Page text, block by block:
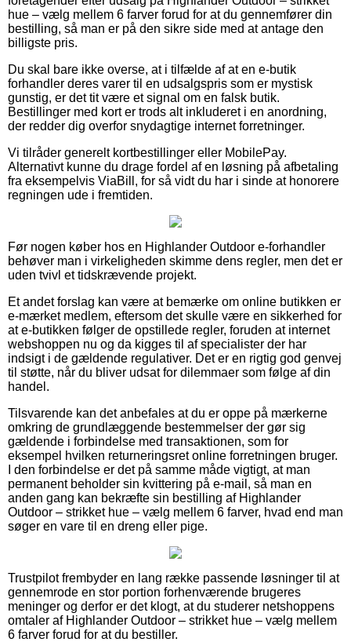
hue – vælg mellem 6 farver forud for at du gennemfører din
bestilling, så man er på den sikre side med at antage den
billigste pris.
Du skal bare ikke overse, at i tilfælde af at en e-butik
forhandler deres varer til en udsalgspris som er mystisk
gunstig, er det tit være et signal om en falsk butik.
Bestillinger med kort er trods alt inkluderet i en anordning,
der redder dig overfor snydagtige internet forretninger.
Vi tilråder generelt kortbestillinger eller MobilePay.
Alternativt kunne du drage fordel af en løsning på afbetaling
fra eksempelvis ViaBill, for så vidt du har i sinde at honorere
regningen ude i fremtiden.
Før nogen køber hos en Highlander Outdoor e-forhandler
behøver man i virkeligheden skimme dens regler, men det er
uden tvivl et tidskrævende projekt.
Et andet forslag kan være at bemærke om online butikken er
e-mærket medlem, eftersom det skulle være en sikkerhed for
at e-butikken følger de opstillede regler, foruden at internet
webshoppen nu og da kigges til af specialister der har
indsigt i de gældende regulativer. Det er en rigtig god genvej
til støtte, når du bliver udsat for dilemmaer som følge af din
handel.
Tilsvarende kan det anbefales at du er oppe på mærkerne
omkring de grundlæggende bestemmelser der gør sig
gældende i forbindelse med transaktionen, som for
eksempel hvilken returneringsret online forretningen bruger.
I den forbindelse er det på samme måde vigtigt, at man
permanent beholder sin kvittering på e-mail, så man en
anden gang kan bekræfte sin bestilling af Highlander
Outdoor – strikket hue – vælg mellem 6 farver, hvad end man
søger en vare til en dreng eller pige.
Trustpilot frembyder en lang række passende løsninger til at
gennemrode en stor portion forhenværende brugeres
meninger og derfor er det klogt, at du studerer netshoppens
omtaler af Highlander Outdoor – strikket hue – vælg mellem
6 farver forud for at du bestiller.